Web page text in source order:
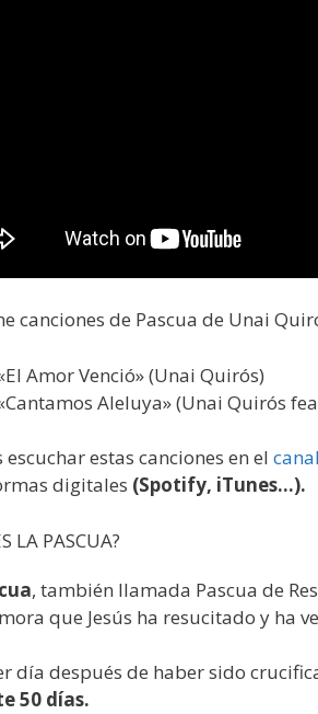
canciones de Pascua de Unai
Amor Venció» (Unai Quirós)
Aleluya» (Unai Quirós
escuchar estas canciones en el
digitales (Spotify, iTunes…).
LA PASCUA?
, también llamada Pascua de
que Jesús ha resucitado y ha
día después de haber sido
50 días.